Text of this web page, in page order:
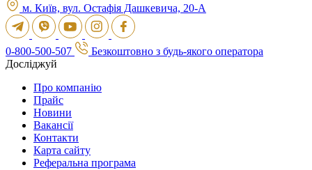
м. Київ, вул. Остафія Дашкевича, 20-А
0-800-500-507
Безкоштовно з будь-якого оператора
Досліджуй
Про компанію
Прайс
Новини
Вакансії
Контакти
Карта сайту
Реферальна програма